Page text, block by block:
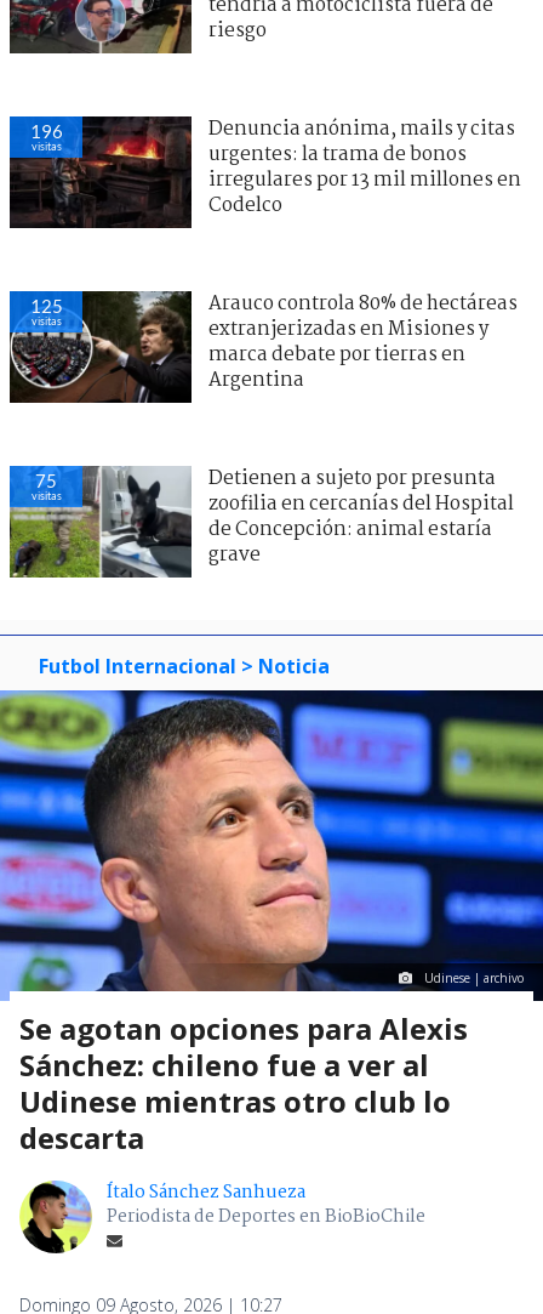
riesgo
196
visitas
Denuncia anónima, mails y citas
urgentes: la trama de bonos
irregulares por 13 mil millones en
Codelco
125
visitas
Arauco controla 80% de hectáreas
extranjerizadas en Misiones y
marca debate por tierras en
Argentina
75
visitas
Detienen a sujeto por presunta
zoofilia en cercanías del Hospital
de Concepción: animal estaría
grave
Futbol Internacional > Noticia
Udinese | archivo
Se agotan opciones para Alexis
Sánchez: chileno fue a ver al
Udinese mientras otro club lo
descarta
Ítalo Sánchez Sanhueza
Periodista de Deportes en BioBioChile
Domingo 09 Agosto, 2026 | 10:27